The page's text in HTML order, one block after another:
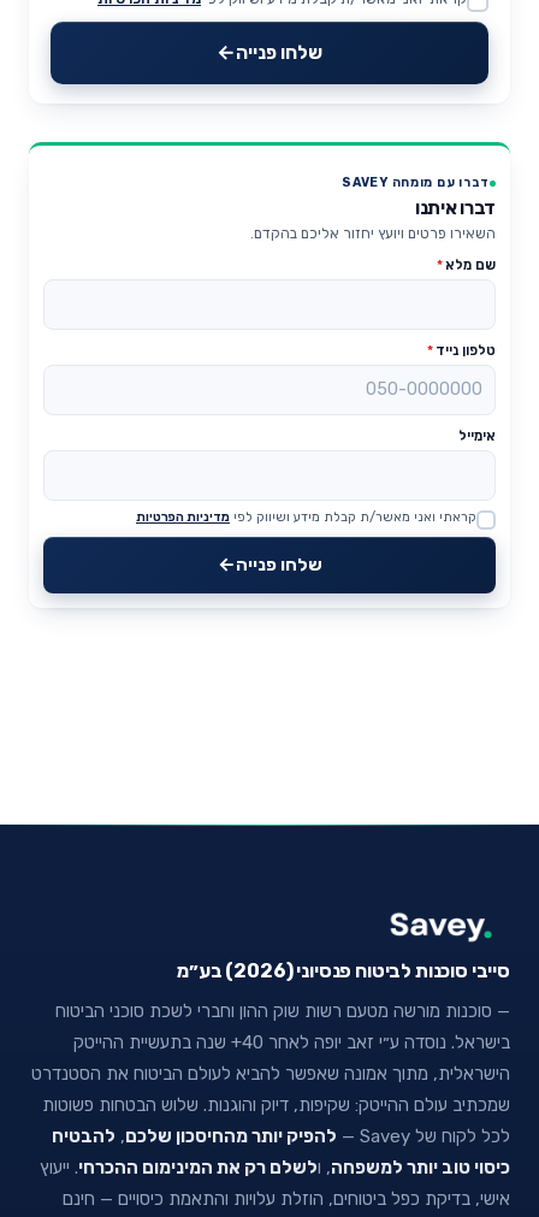
Website
שלחו פנייה
דברו עם מומחה SAVEY
דברו איתנו
השאירו פרטים ויועץ יחזור אליכם בהקדם.
שם מלא*
טלפון נייד *
אימייל
Website
קראתי ואני מאשר/ת קבלת מידע ושיווק לפי מדיניות הפרטיות
שלחו פנייה
סייבי סוכנות לביטוח פנסיוני (2026) בע״מ
— סוכנות מורשה מטעם רשות שוק ההון וחברי לשכת סוכני הביטוח
בישראל. נוסדה ע״י זאב יופה לאחר 40+ שנה בתעשיית ההייטק
הישראלית, מתוך אמונה שאפשר להביא לעולם הביטוח את הסטנדרט
שמכתיב עולם ההייטק: שקיפות, דיוק והוגנות. שלוש הבטחות פשוטות
לכל לקוח של Savey —
להפיק יותר מהחיסכון שלכם, להבטיח
כיסוי טוב יותר למשפחה, ולשלם רק את המינימום ההכרחי. ייעוץ
אישי, בדיקת כפל ביטוחים, הוזלת עלויות והתאמת כיסויים — חינם